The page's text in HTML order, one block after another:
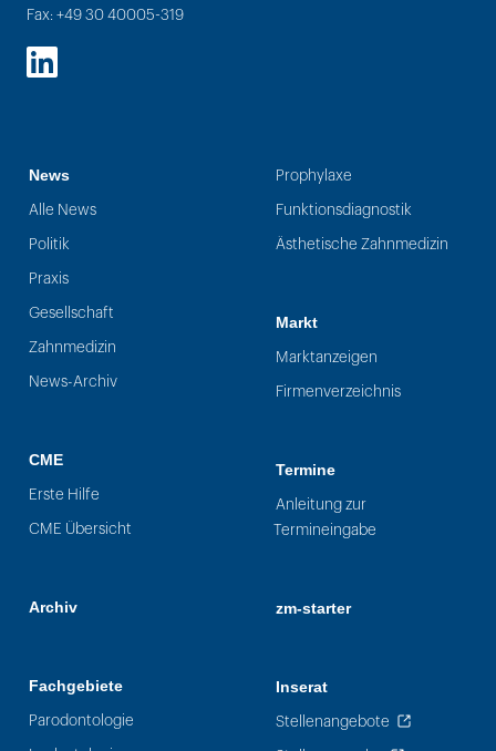
Fax: +49 30 40005-319
LinkedIn
News
Alle News
Politik
Praxis
Gesellschaft
Zahnmedizin
News-Archiv
CME
Erste Hilfe
CME Übersicht
Archiv
Fachgebiete
Parodontologie
Prophylaxe
Funktionsdiagnostik
Ästhetische Zahnmedizin
Markt
Marktanzeigen
Firmenverzeichnis
Termine
Anleitung zur
Termineingabe
zm-starter
Inserat
Stellenangebote